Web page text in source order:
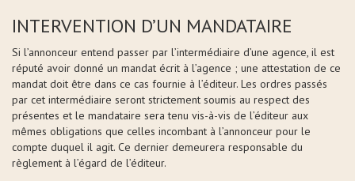
INTERVENTION D’UN MANDATAIRE
Si l’annonceur entend passer par l’intermédiaire d’une agence, il est
réputé avoir donné un mandat écrit à l’agence ; une attestation de ce
mandat doit être dans ce cas fournie à l’éditeur. Les ordres passés
par cet intermédiaire seront strictement soumis au respect des
présentes et le mandataire sera tenu vis-à-vis de l’éditeur aux
mêmes obligations que celles incombant à l’annonceur pour le
compte duquel il agit. Ce dernier demeurera responsable du
règlement à l’égard de l’éditeur.